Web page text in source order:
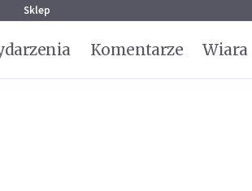
Sklep
Komentarze Wiara